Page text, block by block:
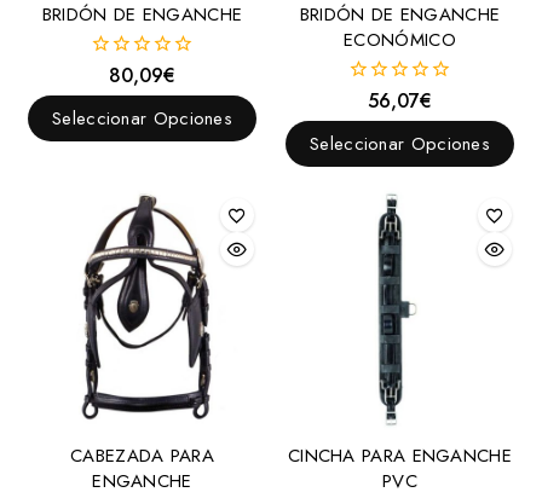
BRIDÓN DE ENGANCHE
fuera
de
5
80,09€
Seleccionar Opciones
BRIDÓN DE ENGANCHE
ECONÓMICO
fuera
de
5
56,07€
Seleccionar Opciones
CABEZADA PARA
ENGANCHE
CINCHA PARA ENGANCHE
PVC
Aciones
Agarradores para sillas
Alforjas
Artículos para medición
Baticolas
Bocados, Filetes y Accesorios
Arandelas
Barbadas
Bocados
Americanos
Coche